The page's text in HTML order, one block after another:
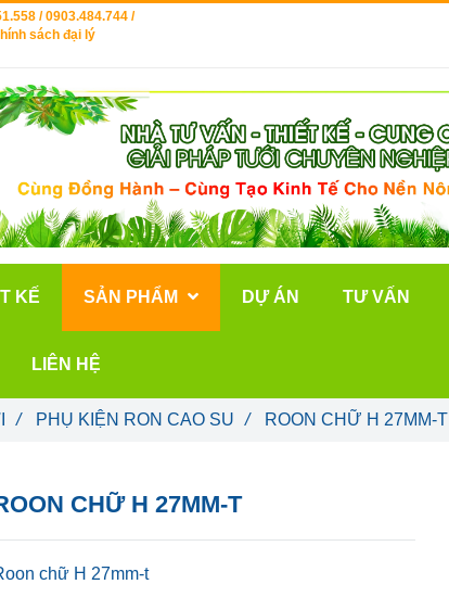
CHỮ H 27MM-T
chữ H 27mm-t
/ PHỤ KIỆN RON CAO SU / ROON CHỮ H 27MM-T
/ 0903.484.744 /
sách đại lý
KẾ SẢN PHẨM DỰ ÁN TƯ VẤN
LIÊN HỆ